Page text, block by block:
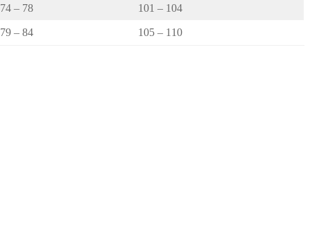
74 – 78 101 – 104
79 – 84 105 – 110